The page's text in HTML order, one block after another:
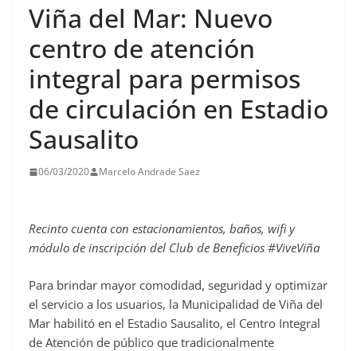
Viña del Mar: Nuevo
centro de atención
integral para permisos
de circulación en Estadio
Sausalito
06/03/2020 Marcelo Andrade Saez
Recinto cuenta con estacionamientos, baños, wifi y
módulo de inscripción del Club de Beneficios #ViveViña
Para brindar mayor comodidad, seguridad y optimizar
el servicio a los usuarios, la Municipalidad de Viña del
Mar habilitó en el Estadio Sausalito, el Centro Integral
de Atención de público que tradicionalmente